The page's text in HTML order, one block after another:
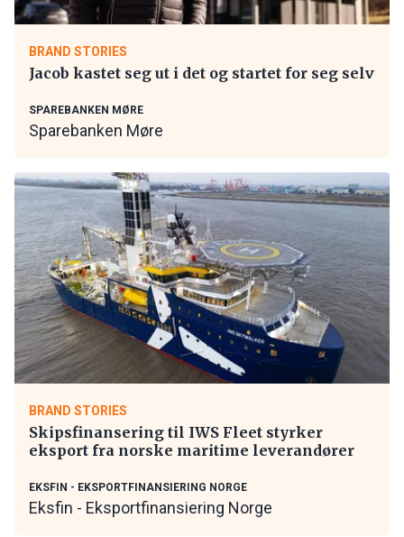
BRAND STORIES
Jacob kastet seg ut i det og startet for seg selv
SPAREBANKEN MØRE
Sparebanken Møre
BRAND STORIES
Skipsfinansering til IWS Fleet styrker
eksport fra norske maritime leverandører
EKSFIN - EKSPORTFINANSIERING NORGE
Eksfin - Eksportfinansiering Norge